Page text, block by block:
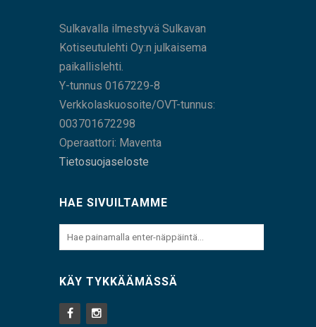
Sulkavalla ilmestyvä Sulkavan
Kotiseutulehti Oy:n julkaisema
paikallislehti.
Y-tunnus 0167229-8
Verkkolaskuosoite/OVT-tunnus:
003701672298
Operaattori: Maventa
Tietosuojaseloste
HAE SIVUILTAMME
KÄY TYKKÄÄMÄSSÄ